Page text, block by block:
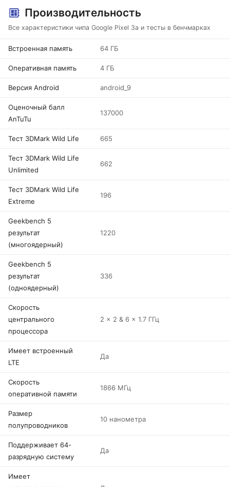
Производительность
Все характеристики чипа Google Pixel 3a и тесты в бенчмарках
Встроенная память 64 ГБ
Оперативная память 4 ГБ
Версия Android android_9
Оценочный балл
AnTuTu
137000
Тест 3DMark Wild Life 665
Тест 3DMark Wild Life
Unlimited
662
Тест 3DMark Wild Life
Extreme
196
Geekbench 5
результат
(многоядерный)
1220
Geekbench 5
результат
(одноядерный)
336
Скорость
центрального
процессора
2 x 2 & 6 x 1.7 ГГц
Имеет встроенный
LTE
Да
Скорость
оперативной памяти
1866 МГц
Размер
полупроводников
10 нанометра
Поддерживает 64-
разрядную систему
Да
Имеет